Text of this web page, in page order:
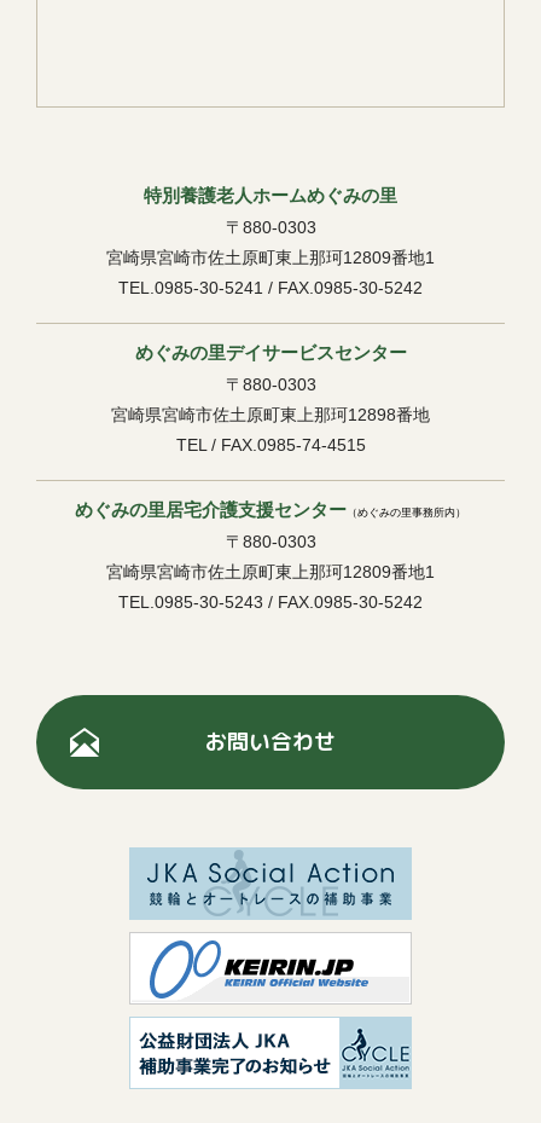
特別養護老人ホームめぐみの里
〒880-0303
宮崎県宮崎市佐土原町東上那珂12809番地1
TEL.0985-30-5241 / FAX.0985-30-5242
めぐみの里デイサービスセンター
〒880-0303
宮崎県宮崎市佐土原町東上那珂12898番地
TEL / FAX.0985-74-4515
めぐみの里居宅介護支援センター （めぐみの里事務所内）
〒880-0303
宮崎県宮崎市佐土原町東上那珂12809番地1
TEL.0985-30-5243 / FAX.0985-30-5242
お問い合わせ